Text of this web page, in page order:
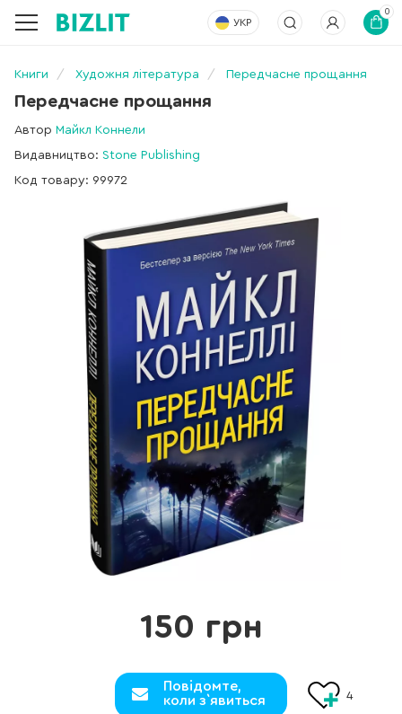
УКР
0
Книги Художня література Передчасне прощання
Передчасне прощання
Автор Майкл Коннели
Видавництво: Stone Publishing
Код товару: 99972
150 грн
Повідомте,
коли з`явиться
4